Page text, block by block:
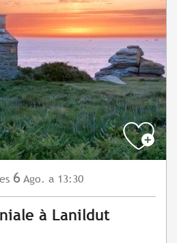
6 Ago. a 13:30
à Lanildut